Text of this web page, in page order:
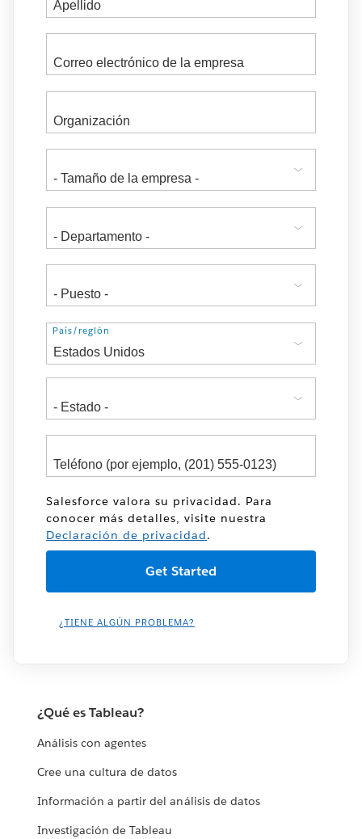
Dirección
País/región
Salesforce valora su privacidad. Para
conocer más detalles, visite nuestra
Declaración de privacidad.
¿TIENE ALGÚN PROBLEMA?
¿Qué es Tableau?
Análisis con agentes
Cree una cultura de datos
Información a partir del análisis de datos
Investigación de Tableau